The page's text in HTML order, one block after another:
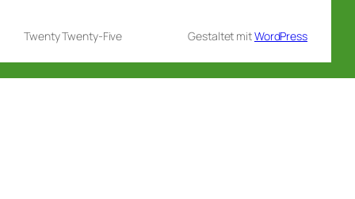
Twenty Twenty-Five Gestaltet mitWordPress